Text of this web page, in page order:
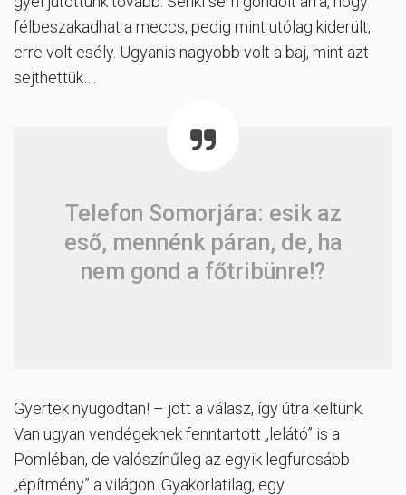
félbeszakadhat a meccs, pedig mint utólag kiderült,
erre volt esély. Ugyanis nagyobb volt a baj, mint azt
sejthettük….
Telefon Somorjára: esik az
eső, mennénk páran, de, ha
nem gond a főtribünre!?
Gyertek nyugodtan! – jött a válasz, így útra keltünk.
Van ugyan vendégeknek fenntartott „lelátó” is a
Pomléban, de valószínűleg az egyik legfurcsább
„építmény” a világon. Gyakorlatilag, egy